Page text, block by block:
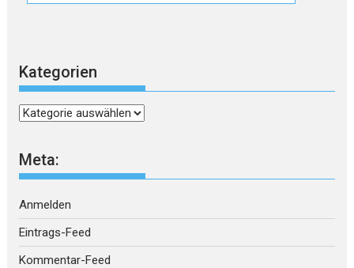
Kategorien
Kategorien
Meta:
Anmelden
Eintrags-Feed
Kommentar-Feed